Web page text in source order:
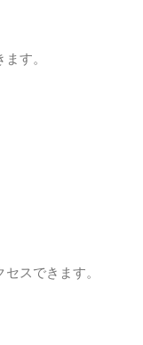
す。
スできます。